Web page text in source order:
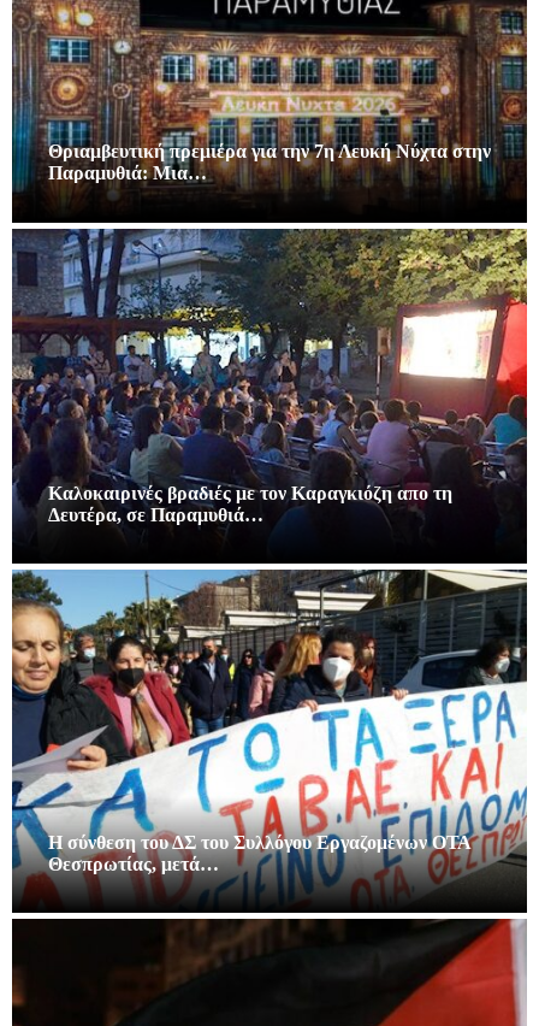
Θριαμβευτική πρεμιέρα για την 7η Λευκή Νύχτα στην
Παραμυθιά: Μια…
Καλοκαιρινές βραδιές με τον Καραγκιόζη απο τη
Δευτέρα, σε Παραμυθιά…
Η σύνθεση του ΔΣ του Συλλόγου Εργαζομένων ΟΤΑ
Θεσπρωτίας, μετά…